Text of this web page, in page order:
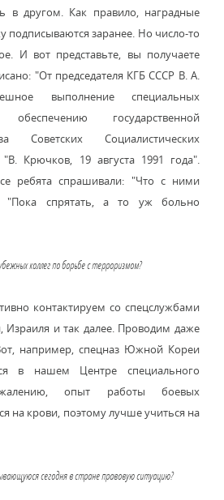
в другом. Как правило, наградные
подписываются заранее. Но число-то
И вот представьте, вы получаете
"От председателя КГБ СССР В. А.
выполнение специальных
государственной
Советских Социалистических
"В. Крючков, 19 августа 1991 года".
ребята спрашивали: "Что с ними
"Пока спрятать, а то уж больно
коллег по борьбе с терроризмом?
контактируем со спецслужбами
и так далее. Проводим даже
например, спецназ Южной Кореи
в нашем Центре специального
опыт работы боевых
на крови, поэтому лучше учиться на
сегодня в стране правовую ситуацию?